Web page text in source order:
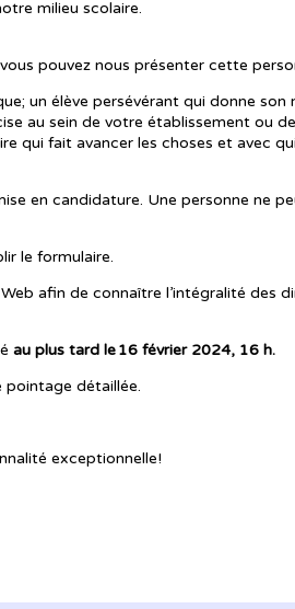
milieu scolaire.
pouvez nous présenter cette
un élève persévérant qui donne son
au sein de votre établissement ou
qui fait avancer les choses et avec
en candidature. Une personne ne
le formulaire.
afin de connaître l’intégralité des
au plus tard le 16 février 2024, 16 h.
pointage détaillée.
exceptionnelle!